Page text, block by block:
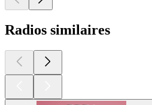
Radios similaires